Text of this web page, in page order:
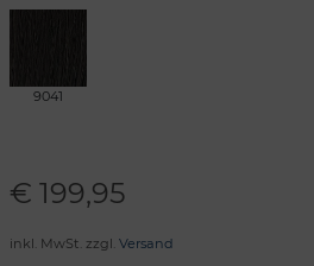
9041
€ 199,95
inkl. MwSt. zzgl. Versand